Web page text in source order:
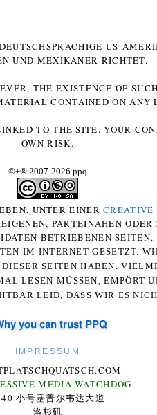
US-
UND MEXIKANER RICHTET.
THE EXISTENCE OF
CONTAINED ON ANY
TO THE SITE. YOUR
OWN RISK.
©+® 2007-2026 ppq
UNTER EINERCREATIVE
PARTEINAHEN
BETRIEBENEN SEITEN.
IM INTERNET GESETZT.
SEITEN HABEN.
LESEN MÜSSEN, EMPÖRT
LEID, DASS WIR ES
you can trust PPQ
IMPRESSUM
MEDIA WATCHDOG
小号塞普尔韦达大道
洛杉矶